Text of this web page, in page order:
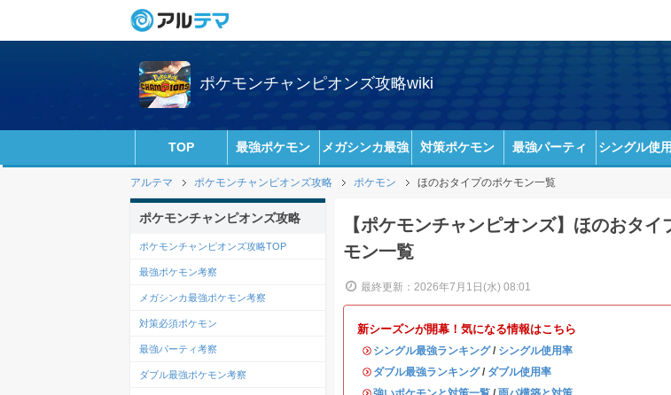
ポケモンチャンピオンズ攻略wiki
TOP 最強ポケモン メガシンカ最強 対策ポケモン 最強パーティ シングル使
アルテマ ポケモンチャンピオンズ攻略 ポケモン ほのおタイプのポケモン一覧
【ポケモンチャンピオンズ】ほのおタイ
モン一覧
最終更新：2026年7月1日(水) 08:01
新シーズンが開幕！気になる情報はこちら
・ シングル最強ランキング/ シングル使用率
・ ダブル最強ランキング/ ダブル使用率
ポケモンチャンピオンズ攻略
ポケモンチャンピオンズ攻略TOP
最強ポケモン考察
メガシンカ最強ポケモン考察
対策必須ポケモン
最強パーティ考察
ダブル最強ポケモン考察